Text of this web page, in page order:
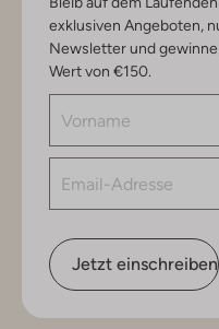
exklusiven Angeboten,
Newsletter und
Wert von €150.
Jetzt einschreiben